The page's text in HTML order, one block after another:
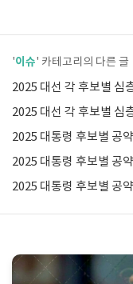
'이슈' 카테고리의 다른 글